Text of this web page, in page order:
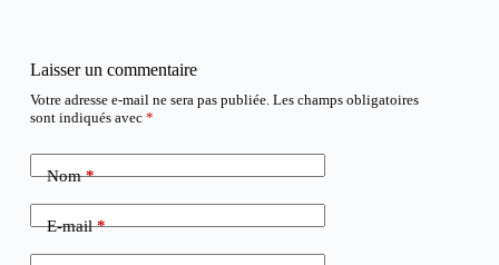
Laisser un commentaire
Votre adresse e-mail ne sera pas publiée. Les champs obligatoires
sont indiqués avec *
Nom*
E-mail*